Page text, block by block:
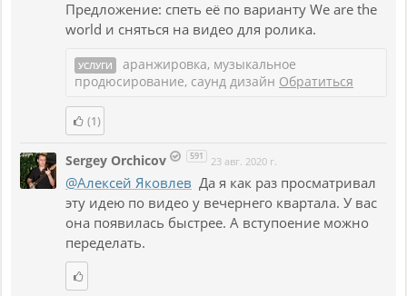
Предложение: спеть её по варианту We are the
world и сняться на видео для ролика.
УСЛУГИ
аранжировка, музыкальное
продюсирование, саунд дизайн Обратиться
(1)
Sergey Orchicov 591 23 авг. 2020 г.
@Алексей Яковлев Да я как раз просматривал
эту идею по видео у вечернего квартала. У вас
она появилась быстрее. А вступоение можно
переделать.